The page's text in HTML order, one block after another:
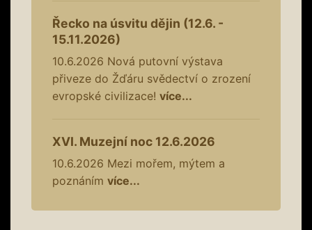
Řecko na úsvitu dějin (12.6. -
15.11.2026)
10.6.2026 Nová putovní výstava
přiveze do Žďáru svědectví o zrození
evropské civilizace! více...
XVI. Muzejní noc 12.6.2026
10.6.2026 Mezi mořem, mýtem a
poznáním více...